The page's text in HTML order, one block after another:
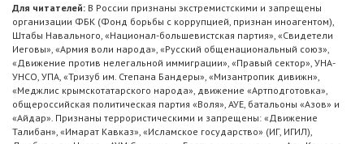
Для читателей: В России признаны экстремистскими и запрещены
организации ФБК (Фонд борьбы с коррупцией, признан иноагентом),
Штабы Навального, «Национал-большевистская партия», «Свидетели
Иеговы», «Армия воли народа», «Русский общенациональный союз»,
«Движение против нелегальной иммиграции», «Правый сектор», УНА-
УНСО, УПА, «Тризуб им. Степана Бандеры», «Мизантропик дивижн»,
«Меджлис крымскотатарского народа», движение «Артподготовка»,
общероссийская политическая партия «Воля», АУЕ, батальоны «Азов» и
«Айдар». Признаны террористическими и запрещены: «Движение
Талибан», «Имарат Кавказ», «Исламское государство» (ИГ, ИГИЛ),